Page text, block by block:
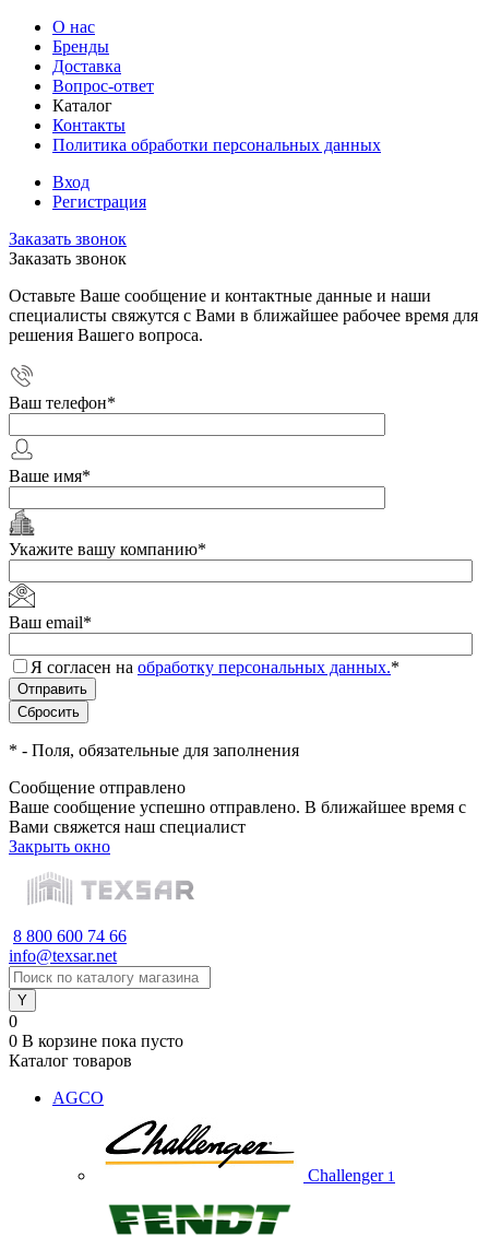
О нас
Бренды
Доставка
Вопрос-ответ
Каталог
Контакты
Политика обработки персональных данных
Вход
Регистрация
Заказать звонок
Заказать звонок
Оставьте Ваше сообщение и контактные данные и наши
специалисты свяжутся с Вами в ближайшее рабочее время для
решения Вашего вопроса.
Ваш телефон*
Ваше имя*
Укажите вашу компанию*
Ваш email*
Я согласен на обработку персональных данных.*
* - Поля, обязательные для заполнения
Сообщение отправлено
Ваше сообщение успешно отправлено. В ближайшее время с
Вами свяжется наш специалист
Закрыть окно
8 800 600 74 66
info@texsar.net
0
0 В корзине пока пусто
Каталог товаров
AGCO
Challenger 1